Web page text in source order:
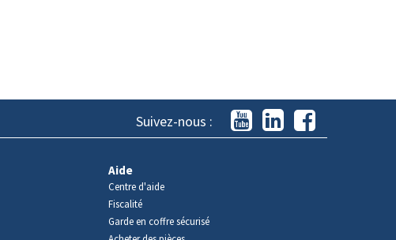
Suivez-nous :
Aide
Centre d'aide
Fiscalité
Garde en coffre sécurisé